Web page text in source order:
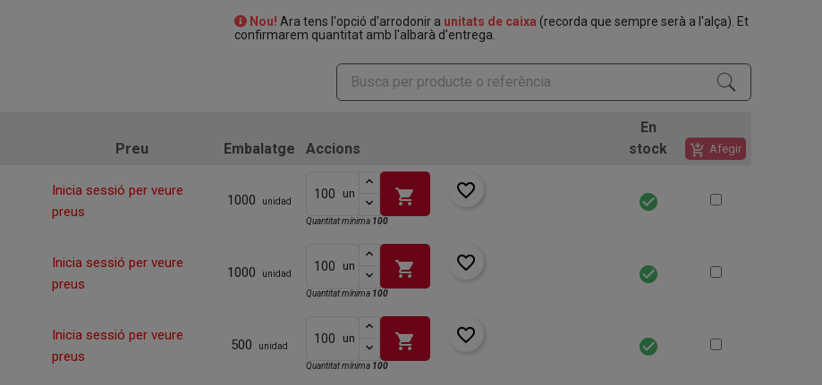
Nou! Ara tens l'opció d'arrodonir a unitats de caixa (recorda que sempre serà a l'alça). Et
confirmarem quantitat amb l'albarà d'entrega.
Preu Embalatge Accions
En
stock
add_shopping_cart Afegir
Inicia sessió per veure
preus
1000 unidad
un shopping_cart favorite_border
Quantitat mínima 100
check_circle
Inicia sessió per veure
preus
1000 unidad
un shopping_cart favorite_border
Quantitat mínima 100
check_circle
Inicia sessió per veure
preus
500 unidad
un shopping_cart favorite_border
Quantitat mínima 100
check_circle